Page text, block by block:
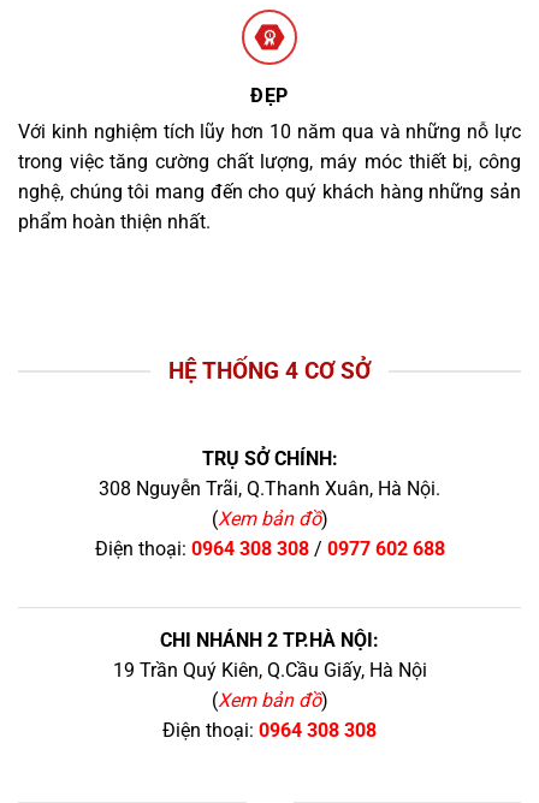
ĐẸP
Với kinh nghiệm tích lũy hơn 10 năm qua và những nỗ lực
trong việc tăng cường chất lượng, máy móc thiết bị, công
nghệ, chúng tôi mang đến cho quý khách hàng những sản
phẩm hoàn thiện nhất.
HỆ THỐNG 4 CƠ SỞ
TRỤ SỞ CHÍNH:
308 Nguyễn Trãi, Q.Thanh Xuân, Hà Nội.
(Xem bản đồ)
Điện thoại: 0964 308 308/ 0977 602 688
CHI NHÁNH 2 TP.HÀ NỘI:
19 Trần Quý Kiên, Q.Cầu Giấy, Hà Nội
(Xem bản đồ)
Điện thoại: 0964 308 308